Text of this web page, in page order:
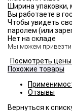
Ширина упаковки,
Вы работаете в
Чтобы увидеть
паролем (или
Нет на складе
Мы можем привезти
Посмотреть цены
Похожие товары
Отзывы